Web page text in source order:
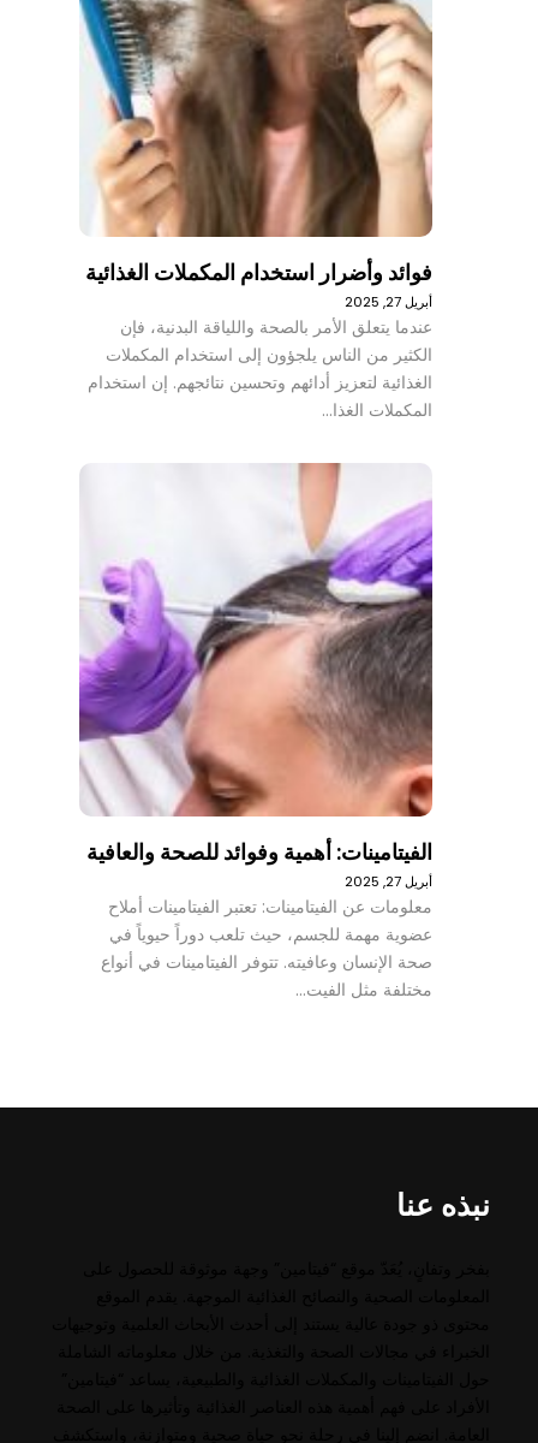
فوائد وأضرار استخدام المكملات الغذائية
أبريل 27, 2025
عندما يتعلق الأمر بالصحة واللياقة البدنية، فإن
الكثير من الناس يلجؤون إلى استخدام المكملات
الغذائية لتعزيز أدائهم وتحسين نتائجهم. إن استخدام
المكملات الغذا…
الفيتامينات: أهمية وفوائد للصحة والعافية
أبريل 27, 2025
معلومات عن الفيتامينات: تعتبر الفيتامينات أملاح
عضوية مهمة للجسم، حيث تلعب دوراً حيوياً في
صحة الإنسان وعافيته. تتوفر الفيتامينات في أنواع
مختلفة مثل الفيت…
نبذه عنا